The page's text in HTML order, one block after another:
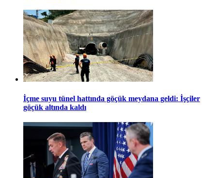
İçme suyu tünel hattında göçük meydana geldi: İşçiler
göçük altında kaldı